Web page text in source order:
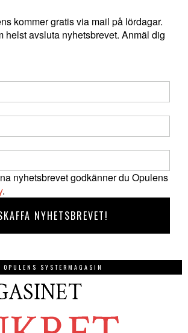
kommer gratis via mail på lördagar.
helst avsluta nyhetsbrevet. Anmäl dig
nyhetsbrevet godkänner du Opulens
.
OPULENS SYSTERMAGASIN